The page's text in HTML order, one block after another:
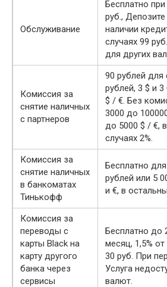
Обслуживание
Бесплатно
руб.,
наличии
случаях 99
для других
Комиссия за
снятие наличных
с партнеров
90 рублей
рублей, 3 $ и
$ / €. Без
3000 до
до 5000 $ / €,
случаях 2%.
Комиссия за
снятие наличных
в банкоматах
Тинькофф
Бесплатно
рублей или 5
и €, в
Комиссия за
переводы с
карты Black на
карту другого
банка через
сервисы
Бесплатно до
месяц, 1,5%
30 руб. При
Услуга
валют.